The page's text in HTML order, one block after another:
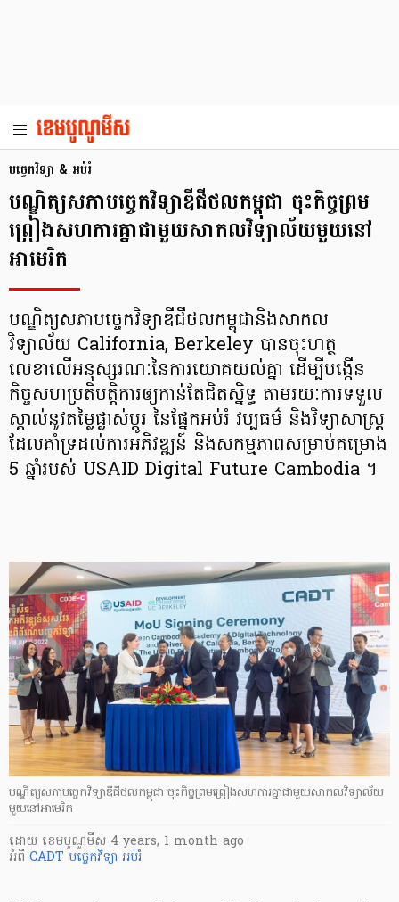
បច្ចេកវិទ្យា & អប់រំ
បណ្ឌិត្យសភាបច្ចេកវិទ្យាឌីជីថលកម្ពុជា ចុះកិច្ចព្រម
ព្រៀង​សហការគ្នា​ជាមួយសាកលវិទ្យាល័យមួយនៅ
អាមេរិក
បណ្ឌិត្យសភាបច្ចេកវិទ្យាឌីជីថលកម្ពុជានិងសាកល
វិទ្យាល័យ California, Berkeley បានចុះហត្ថ
លេខាលើអនុស្សរណៈនៃការយោគយល់គ្នា ដើម្បីបង្កើន
កិច្ចសហប្រតិបត្តិការឲ្យកាន់តែជិតស្និទ្ធ តាមរយៈការទទួល
ស្គាល់នូវតម្លៃផ្លាស់ប្តូរ នៃផ្នែកអប់រំ វប្បធម៌ និងវិទ្យាសាស្ត្រ
ដែលគាំទ្រដល់ការអភិវឌ្ឍន៍ និងសកម្មភាពសម្រាប់គម្រោង
5 ឆ្នាំរបស់ USAID Digital Future Cambodia ។
បណ្ឌិត្យសភាបច្ចេកវិទ្យាឌីជីថលកម្ពុជា ចុះកិច្ចព្រមព្រៀង​សហការគ្នា​ជាមួយសាកលវិទ្យាល័យ
មួយនៅអាមេរិក
ដោយ ​ ខេមបូណូមីស 4 years, 1 month ago
អំពី CADT បច្ចេកវិទ្យា អប់រំ